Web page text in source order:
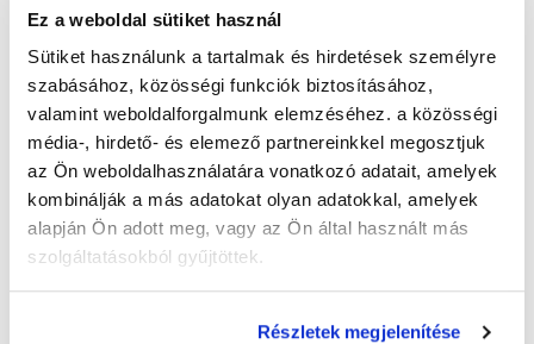
Ez a weboldal sütiket használ
Sütiket használunk a tartalmak és hirdetések személyre
szabásához, közösségi funkciók biztosításához,
valamint weboldalforgalmunk elemzéséhez. a közösségi
média-, hirdető- és elemező partnereinkkel megosztjuk
az Ön weboldalhasználatára vonatkozó adatait, amelyek
kombinálják a más adatokat olyan adatokkal, amelyek
alapján Ön adott meg, vagy az Ön által használt más
szolgáltatásokból gyűjtöttek.
Részletek megjelenítése
Időtartam:4 hónap
Képzés ára: 110 000 Ft
egyösszegű befizetés esetén!
Lehet még jelentkezni?Igen
Jelentkezem!